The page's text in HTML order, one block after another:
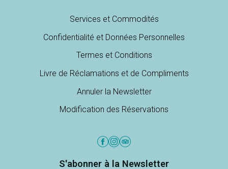
Services et Commodités
Confidentialité et Données Personnelles
Termes et Conditions
Livre de Réclamations et de Compliments
Annuler la Newsletter
Modification des Réservations
S'abonner à la Newsletter